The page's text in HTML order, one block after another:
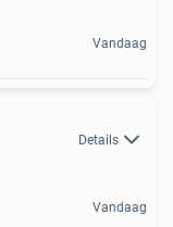
Vandaag
Details
Vandaag